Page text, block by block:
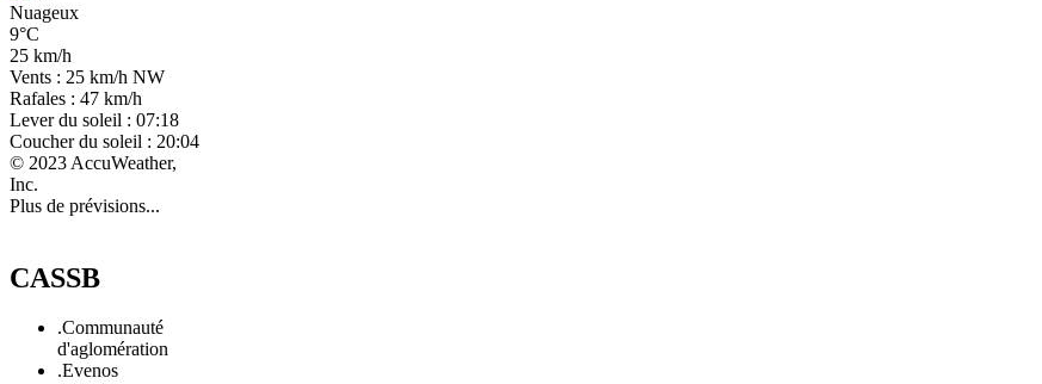
Nuageux
9°C
25 km/h
Vents : 25 km/h NW
Rafales : 47 km/h
Lever du soleil : 07:18
Coucher du soleil : 20:04
© 2023 AccuWeather,
Inc.
Plus de prévisions...
CASSB
.Communauté
d'aglomération
.Evenos